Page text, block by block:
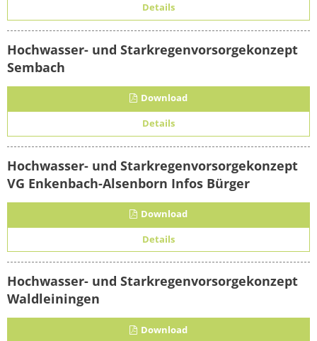
Details
Hochwasser- und Starkregenvorsorgekonzept
Sembach
Download
Details
Hochwasser- und Starkregenvorsorgekonzept
VG Enkenbach-Alsenborn Infos Bürger
Download
Details
Hochwasser- und Starkregenvorsorgekonzept
Waldleiningen
Download